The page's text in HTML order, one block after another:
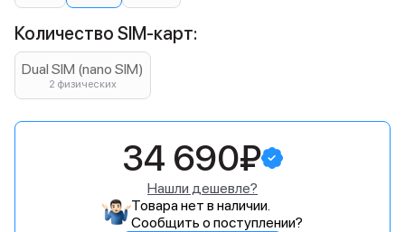
Количество SIM-карт:
Dual SIM (nano SIM)
2 физических
34 690₽
Нашли дешевле?
Товара нет в наличии.
Сообщить о поступлении?